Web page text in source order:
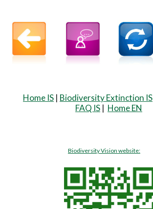
Home IS | Biodiversity Extinction IS
FAQ IS | Home EN
Biodiversity Vision website: